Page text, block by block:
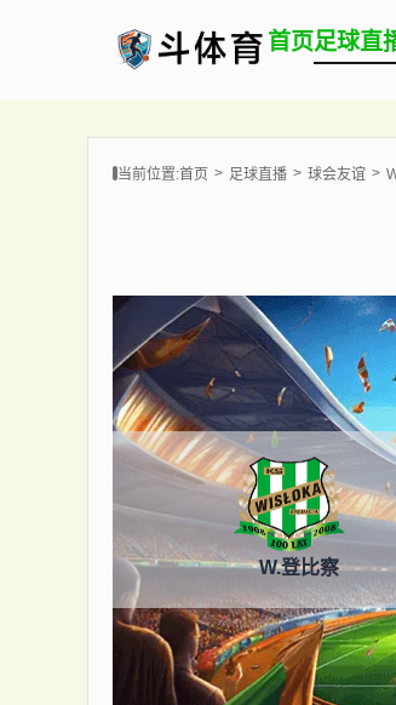
首页足球直
当前位置:首页 足球直播 球会友谊
W.登比察